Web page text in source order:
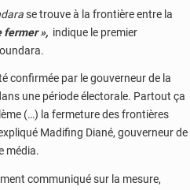
se trouve à la frontière entre la
fermer », indique le premier
confirmée par le gouverneur de la
une période électorale. Partout ça
(…) la fermeture des frontières
Madifing Diané, gouverneur de
média.
communiqué sur la mesure,